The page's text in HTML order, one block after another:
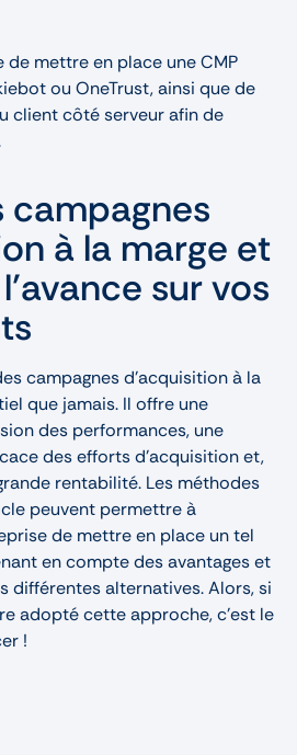
de mettre en place une CMP
ou OneTrust, ainsi que de
client côté serveur afin de
campagnes
à la marge et
sur vos
campagnes d'acquisition à la
que jamais. Il offre une
des performances, une
des efforts d'acquisition et,
rentabilité. Les méthodes
peuvent permettre à
de mettre en place un tel
en compte des avantages et
différentes alternatives. Alors, si
adopté cette approche, c'est le
!